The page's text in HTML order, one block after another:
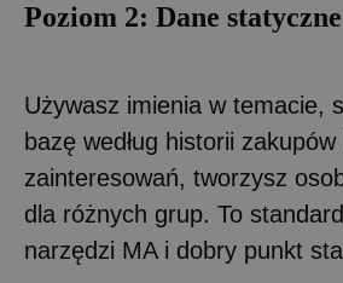
Poziom 2: Dane statyczne
Używasz imienia w temacie,
bazę według historii
zainteresowań, tworzysz
dla różnych grup. To
narzędzi MA i dobry punkt